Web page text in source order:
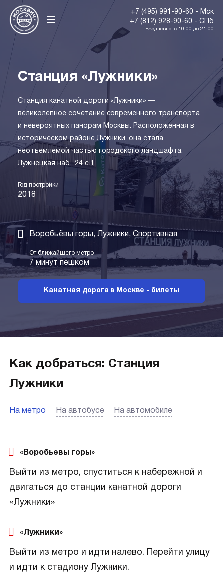
+7 (495) 991-90-60 - Мск
+7 (812) 928-90-60 - СПб
Ежедневно, с 10:00 до 21:00
Станция «Лужники»
Станция канатной дороги «Лужники» —
великолепное сочетание современного транспорта
и невероятных панорам Москвы. Расположенная в
историческом районе Лужники, она стала
неотъемлемой частью городского ландшафта.
Лужнецкая наб., 24 с.1
Год постройки
2018
Воробьёвы горы, Лужники, Спортивная
От ближайшего метро
7 минут пешком
Канатная дорога в Москве - билеты
Как добраться: Станция
Лужники
На метро На автобусе На автомобиле
«Воробьевы горы»
Выйти из метро, спуститься к набережной и
двигаться до станции канатной дороги
«Лужники»
«Лужники»
Выйти из метро и идти налево. Перейти улицу
и идти к стадиону Лужники.